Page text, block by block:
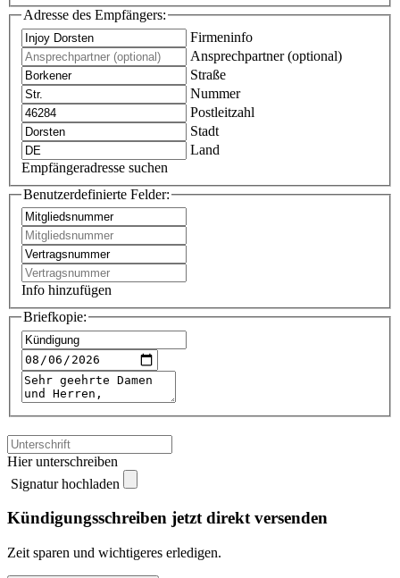
Adresse des Empfängers:
Firmeninfo
Ansprechpartner (optional)
Straße
Nummer
Postleitzahl
Stadt
Land
Empfängeradresse suchen
Benutzerdefinierte Felder:
Info hinzufügen
Briefkopie:
Hier unterschreiben
Signatur hochladen
Kündigungsschreiben jetzt direkt versenden
Zeit sparen und wichtigeres erledigen.